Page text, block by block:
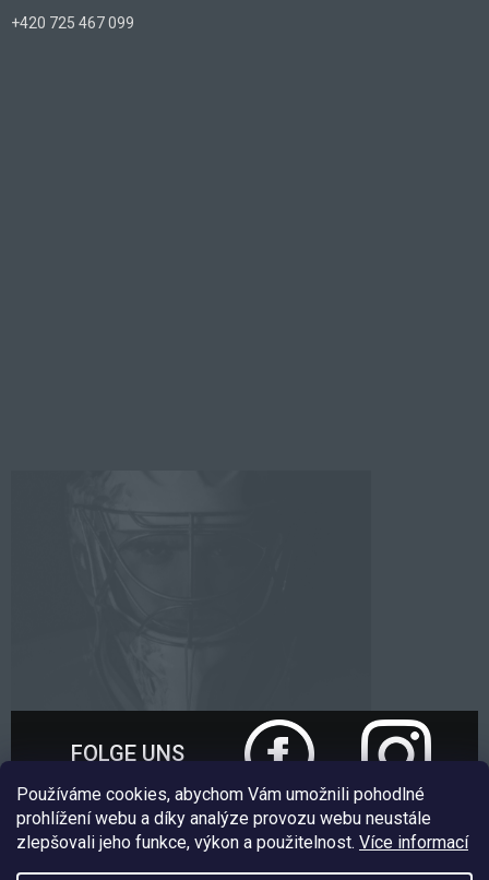
Používáme cookies, abychom Vám umožnili pohodlné
prohlížení webu a díky analýze provozu webu neustále
zlepšovali jeho funkce, výkon a použitelnost. Více informací
+420 725 467 099
FOLGE UNS